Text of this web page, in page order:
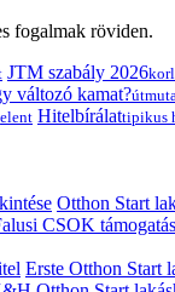
fogalmak röviden.
JTM szabály 2026
változó kamat?
Hitelbírálattipikus
Otthon Start
CSOK támogatás
Erste Otthon Start